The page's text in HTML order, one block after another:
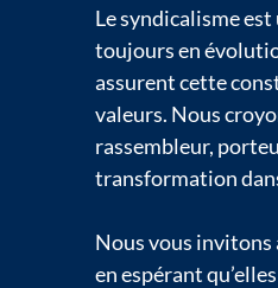
Le syndicalisme
toujours en
assurent cette
valeurs. Nous
rassembleur,
transformation
Nous vous
en espérant